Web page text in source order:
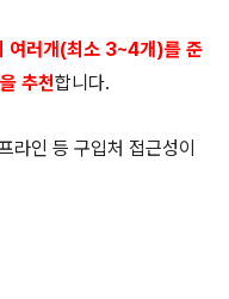
여러개(최소 3~4개)를 준
추천합니다.
라인 등 구입처 접근성이